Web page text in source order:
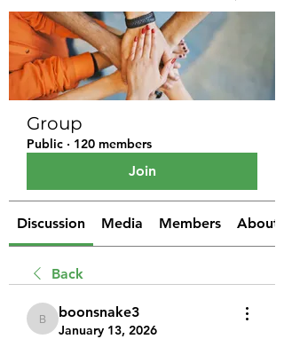
Group
Public · 120 members
Join
Discussion Media Members About
Back
boonsnake3
boonsnake3
January 13, 2026